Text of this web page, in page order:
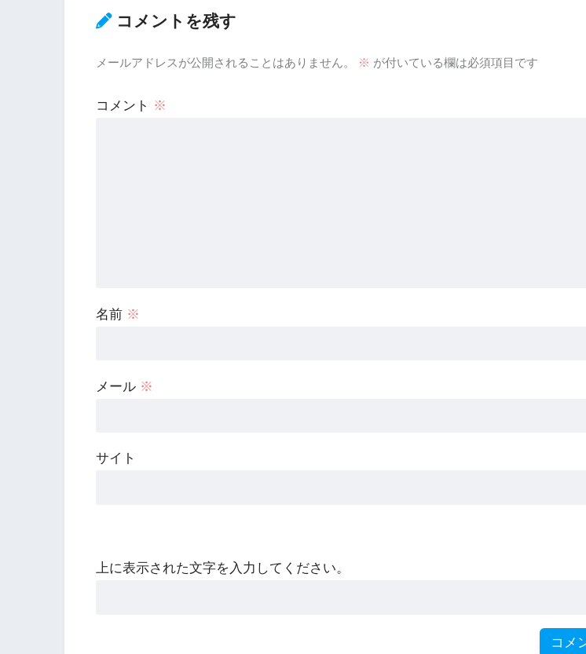
コメントを残す
メールアドレスが公開されることはありません。 ※ が付いている欄は必須項目です
コメント ※
名前 ※
メール ※
サイト
上に表示された文字を入力してください。